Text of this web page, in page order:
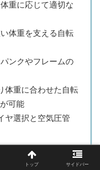
重に応じて適切な
体重を支える自転
ンクやフレームの
体重に合わせた自転
可能
ヤ選択と空気圧管
トップ サイドバー